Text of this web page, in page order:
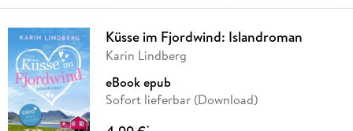
Küsse im Fjordwind: Islandroman
Karin Lindberg
eBook epub
Sofort lieferbar (Download)
*